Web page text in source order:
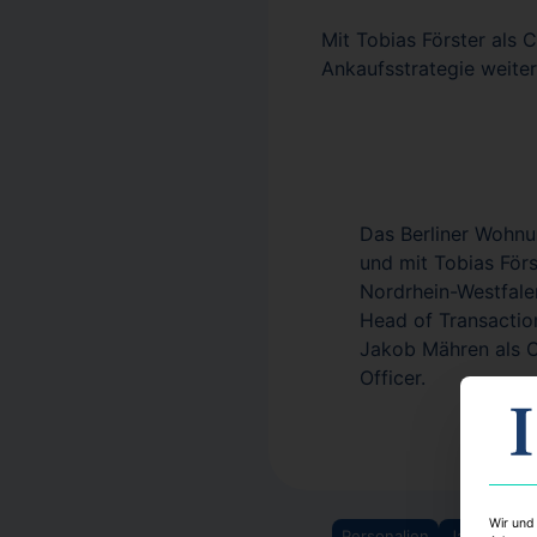
Mit Tobias Förster als
Ankaufsstrategie
Das Berliner
und mit Tobias
Nordrhein-
Head of
Jakob Mähren als
Officer.
Wir